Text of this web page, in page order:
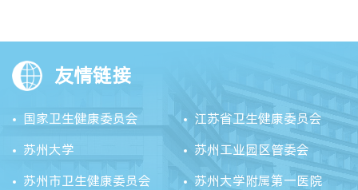
友情链接
国家卫生健康委员会
江苏省卫生健康委员会
苏州大学
苏州工业园区管委会
苏州市卫生健康委员会
苏州大学附属第一医院